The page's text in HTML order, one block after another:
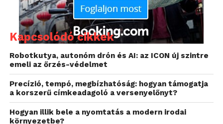
több címkét, amiket aztán az egyes mappák szélére
ragasztva megkönnyíti a keresgélést.
Persze
nemcsak papírok, de lemezek, dobozok vagy más,
többé-kevésbé egyforma tárgyak raktározásakor is
jól jöhet, ha meg tudjuk jelölni, hogy mi is van
bennük.
Ahogyan már említettem, az ismerősöm volt a
“tesztalany”, akivel kipróbáltam élesben a Leitz
ICON-t. Az egész röviddel azután történt, hogy a
Kapcsolódó cikkek
Robotkutya, autonóm drón és AI: az ICON új szintre
emeli az őrzés-védelmet
Precízió, tempó, megbízhatóság: hogyan támogatja
a korszerű címkeadagoló a versenyelőnyt?
Hogyan illik bele a nyomtatás a modern irodai
környezetbe?